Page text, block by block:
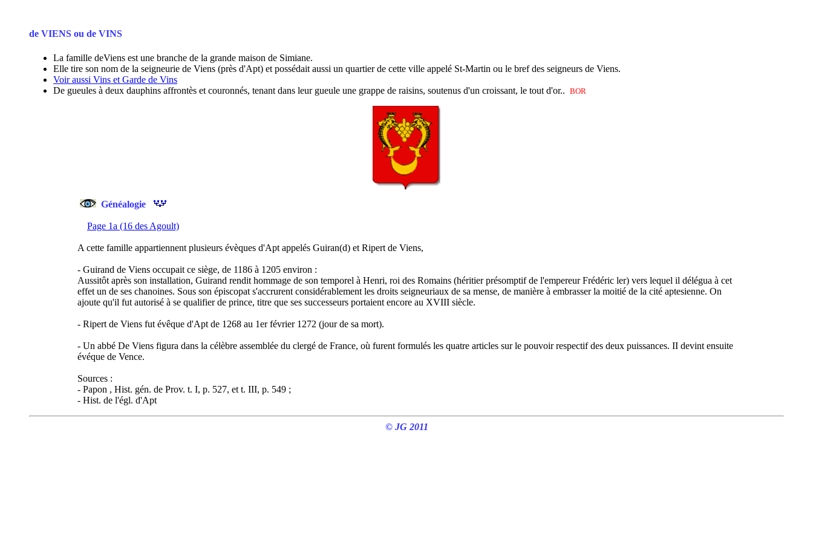
de VIENS ou de VINS
La famille deViens est une branche de la grande maison de Simiane.
Elle tire son nom de la seigneurie de Viens (près d'Apt) et possédait aussi un quartier de cette ville appelé St-Martin ou le bref des seigneurs de Viens.
Voir aussi Vins et Garde de Vins
De gueules à deux dauphins affrontès et couronnés, tenant dans leur gueule une grappe de raisins, soutenus d'un croissant, le tout d'or.. BOR
Généalogie
Page 1a (16 des Agoult)
A cette famille appartiennent plusieurs évèques d'Apt appelés Guiran(d) et Ripert de Viens,
- Guirand de Viens occupait ce siège, de 1186 à 1205 environ :
Aussitôt après son installation, Guirand rendit hommage de son temporel à Henri, roi des Romains (héritier présomptif de l'empereur Frédéric ler) vers lequel il délégua à cet
effet un de ses chanoines. Sous son épiscopat s'accrurent considérablement les droits seigneuriaux de sa mense, de manière à embrasser la moitié de la cité aptesienne. On
ajoute qu'il fut autorisé à se qualifier de prince, titre que ses successeurs portaient encore au XVIII siècle.
- Ripert de Viens fut évêque d'Apt de 1268 au 1er février 1272 (jour de sa mort).
- Un abbé De Viens figura dans la célèbre assemblée du clergé de France, où furent formulés les quatre articles sur le pouvoir respectif des deux puissances. II devint ensuite
évéque de Vence.
Sources :
- Papon , Hist. gén. de Prov. t. I, p. 527, et t. III, p. 549 ;
- Hist. de l'égl. d'Apt
© JG 2011